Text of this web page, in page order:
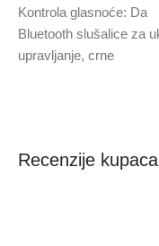
Kontrola glasnoće: Da
Bluetooth slušalice za
upravljanje, crne
Recenzije kupaca